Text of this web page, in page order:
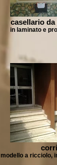
casellario
in laminato e
modello a ricciolo,